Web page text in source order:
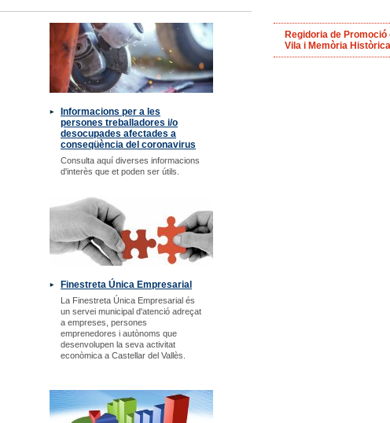
Informacions per a les
persones treballadores i/o
desocupades afectades a
conseqüència del coronavirus
Consulta aquí diverses informacions
d'interès que et poden ser útils.
Finestreta Única Empresarial
La Finestreta Única Empresarial és
un servei municipal d'atenció adreçat
a empreses, persones
emprenedores i autònoms que
desenvolupen la seva activitat
econòmica a Castellar del Vallès.
Regidoria de Promoció
Vila i Memòria Històrica